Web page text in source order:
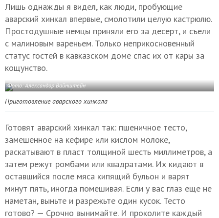
Лишь однажды я видел, как люди, пробующие
аварский хинкал впервые, смолотили целую кастрюлю.
Простодушные немцы приняли его за десерт, и съели
с малиновым вареньем. Только неприкосновенный
статус гостей в кавказском доме спас их от кары за
кощунство.
Фото: Александор Вайнштейн
Приготовление аварского хинкала
Готовят аварский хинкал так: пшеничное тесто,
замешенное на кефире или кислом молоке,
раскатывают в пласт толщиной шесть миллиметров, а
затем режут ромбами или квадратами. Их кидают в
оставшийся после мяса кипящий бульон и варят
минут пять, иногда помешивая. Если у вас глаз еще не
наметан, выньте и разрежьте один кусок. Тесто
готово? — Срочно вынимайте. И проколите каждый